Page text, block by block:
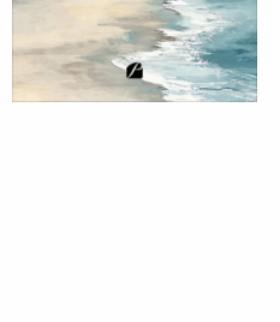
AVIS
A LA UNE